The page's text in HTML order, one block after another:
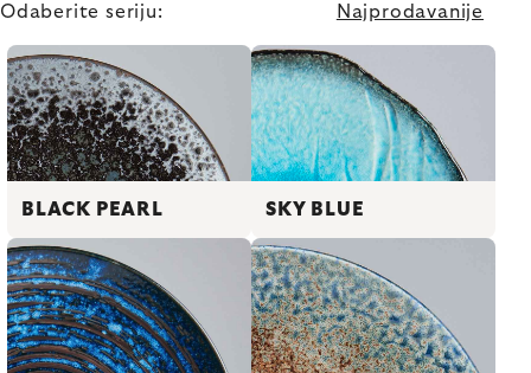
Odaberite seriju: Najprodavanije
BLACK PEARL SKY BLUE